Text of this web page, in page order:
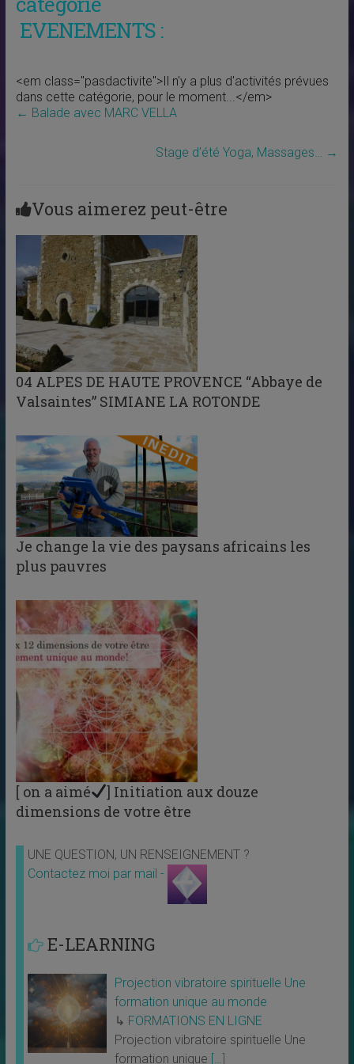
EVENEMENTS :
<em class="pasdactivite">Il n'y a plus d'activités prévues
dans cette catégorie, pour le moment...</em>
← Balade avec MARC VELLA
Stage d’été Yoga, Massages… →
Vous aimerez peut-être
04 ALPES DE HAUTE PROVENCE “Abbaye de
Valsaintes” SIMIANE LA ROTONDE
Je change la vie des paysans africains les
plus pauvres
[ on a aimé
] Initiation aux douze
dimensions de votre être
UNE QUESTION, UN RENSEIGNEMENT ?
Contactez moi par mail -
E-LEARNING
Projection vibratoire spirituelle Une
formation unique au monde
↳ FORMATIONS EN LIGNE
Projection vibratoire spirituelle Une
formation unique […]